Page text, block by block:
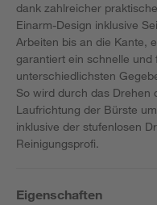
dank zahlreicher
Einarm-Design inklusive
Arbeiten bis an die Kante,
garantiert ein schnelle und
unterschiedlichsten
So wird durch das Drehen
Laufrichtung der Bürste
inklusive der stufenlosen
Reinigungsprofi.
Eigenschaften